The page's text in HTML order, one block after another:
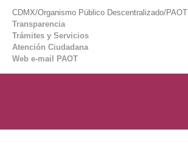
CDMX/Organismo Público Descentralizado/PAOT
Transparencia
Trámites y Servicios
Atención Ciudadana
Web e-mail PAOT